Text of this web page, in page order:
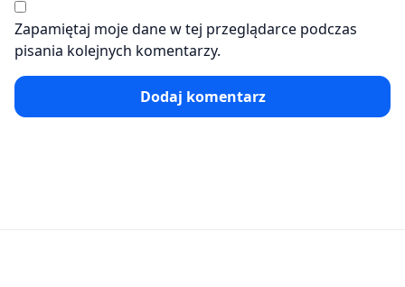
Zapamiętaj moje dane w tej przeglądarce podczas
pisania kolejnych komentarzy.
Dodaj komentarz